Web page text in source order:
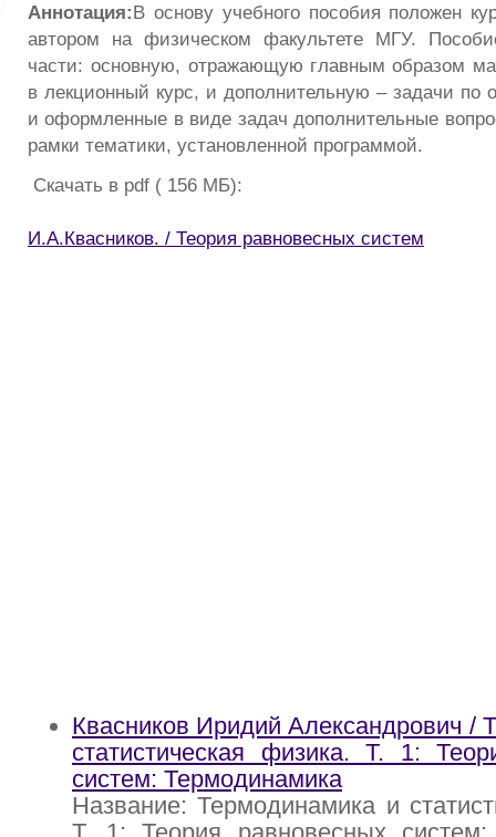
Аннотация:В основу учебного пособия положен
автором на физическом факультете МГУ.
части: основную, отражающую главным образом
в лекционный курс, и дополнительную – задачи по
и оформленные в виде задач дополнительные
рамки тематики, установленной программой.
Скачать в pdf ( 156 МБ):
И.А.Квасников. / Теория равновесных систем
Квасников Иридий Александрович /
статистическая физика. Т. 1:
систем: Термодинамика
Название: Термодинамика и